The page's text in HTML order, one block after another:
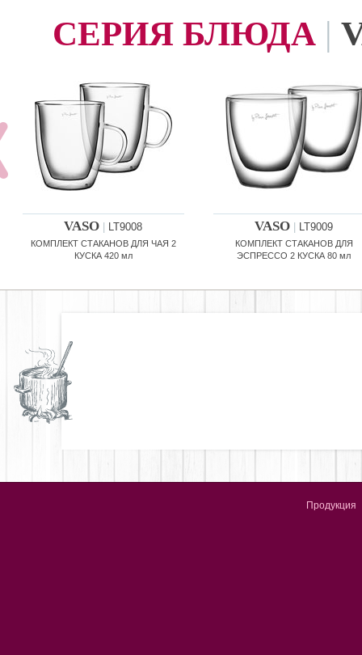
СЕРИЯ БЛЮДА |
VASO LT9008
КОМПЛЕКТ СТАКАНОВ ДЛЯ ЧАЯ 2
КУСКА 420 мл
VASO LT9009
КОМПЛЕКТ СТАКАНОВ ДЛЯ
ЭСПРЕССО 2 КУСКА 80 мл
Продукция